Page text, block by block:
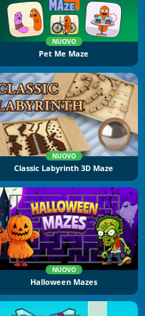
NUOVO
Pet Me Maze
NUOVO
Classic Labyrinth 3D Maze
NUOVO
Halloween Mazes